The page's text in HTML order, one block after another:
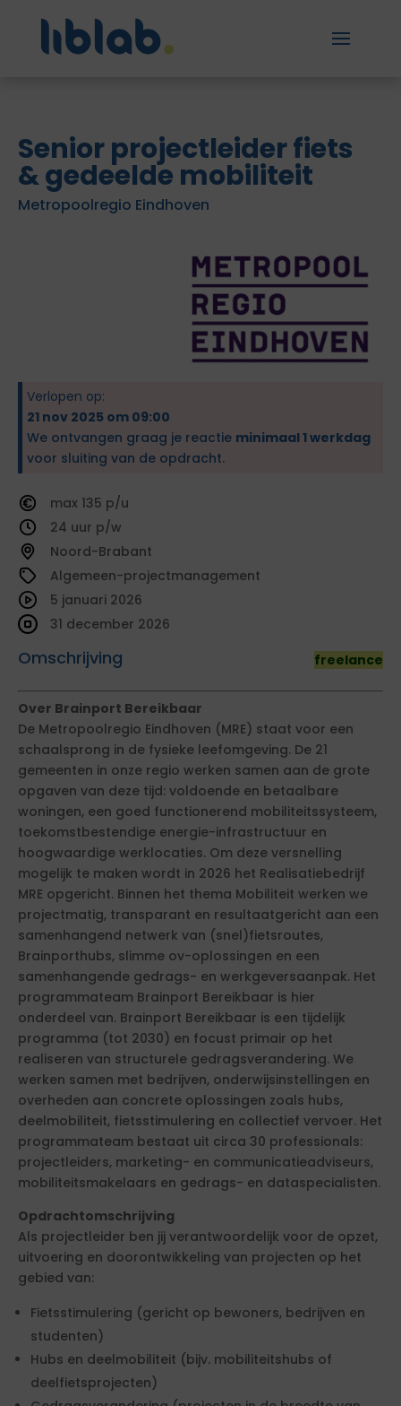
Senior projectleider fiets
& gedeelde mobiliteit
Metropoolregio Eindhoven
Verlopen op:
21 nov 2025 om 09:00
We ontvangen graag je reactie minimaal 1 werkdag
voor sluiting van de opdracht.
135
24
Noord-Brabant
Algemeen-projectmanagement
Omschrijving freelance
5 januari 2026
31 december 2026
Over Brainport Bereikbaar
De Metropoolregio Eindhoven (MRE) staat voor een
schaalsprong in de fysieke leefomgeving. De 21
gemeenten in onze regio werken samen aan de grote
opgaven van deze tijd: voldoende en betaalbare
woningen, een goed functionerend mobiliteitssysteem,
toekomstbestendige energie-infrastructuur en
hoogwaardige werklocaties. Om deze versnelling
mogelijk te maken wordt in 2026 het Realisatiebedrijf
MRE opgericht. Binnen het thema Mobiliteit werken we
projectmatig, transparant en resultaatgericht aan een
samenhangend netwerk van (snel)fietsroutes,
Brainporthubs, slimme ov-oplossingen en een
samenhangende gedrags- en werkgeversaanpak. Het
programmateam Brainport Bereikbaar is hier
onderdeel van. Brainport Bereikbaar is een tijdelijk
programma (tot 2030) en focust primair op het
realiseren van structurele gedragsverandering. We
werken samen met bedrijven, onderwijsinstellingen en
overheden aan concrete oplossingen zoals hubs,
deelmobiliteit, fietsstimulering en collectief vervoer. Het
programmateam bestaat uit circa 30 professionals:
projectleiders, marketing- en communicatieadviseurs,
mobiliteitsmakelaars en gedrags- en dataspecialisten.
Opdrachtomschrijving
Als projectleider ben jij verantwoordelijk voor de opzet,
uitvoering en doorontwikkeling van projecten op het
gebied van:
Fietsstimulering (gericht op bewoners, bedrijven en
studenten)
Hubs en deelmobiliteit (bijv. mobiliteitshubs of
deelfietsprojecten)